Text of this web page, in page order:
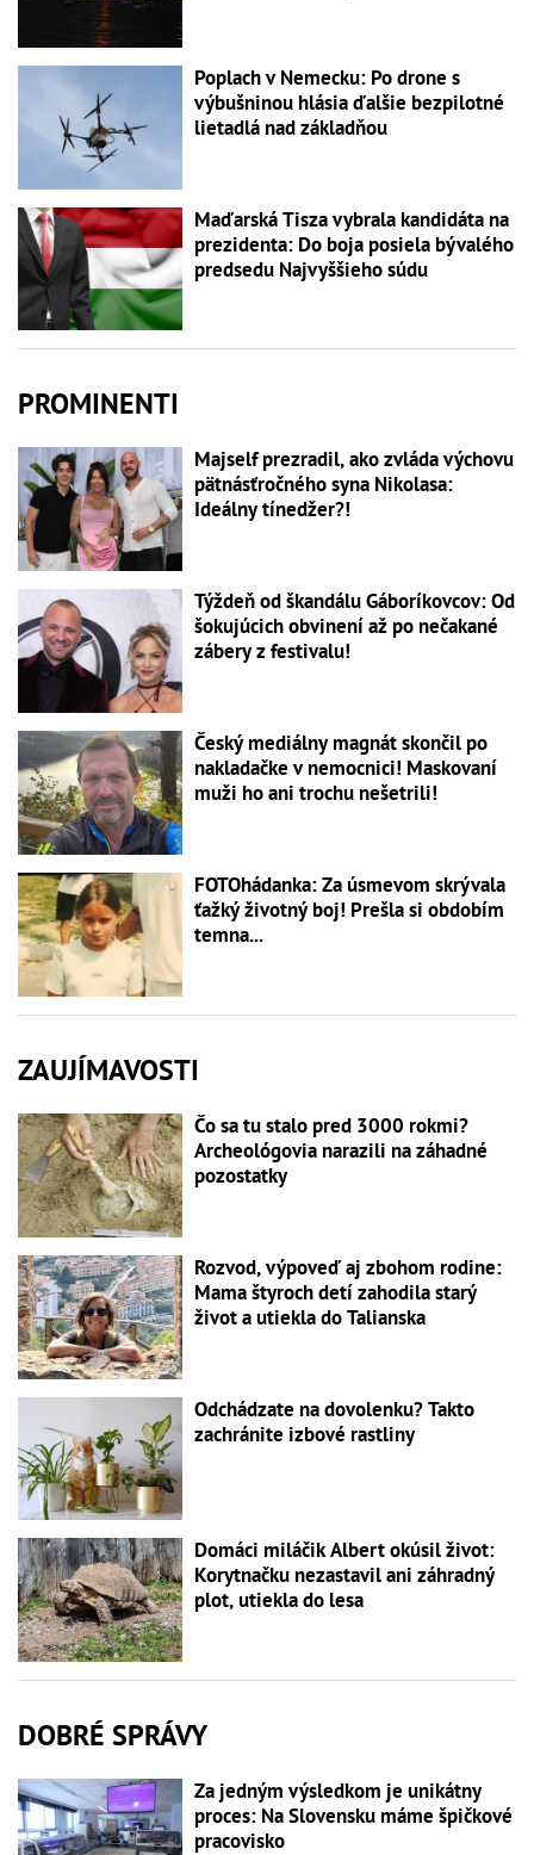
Poplach v Nemecku: Po drone s
výbušninou hlásia ďalšie bezpilotné
lietadlá nad základňou
Maďarská Tisza vybrala kandidáta na
prezidenta: Do boja posiela bývalého
predsedu Najvyššieho súdu
PROMINENTI
Majself prezradil, ako zvláda výchovu
pätnásťročného syna Nikolasa:
Ideálny tínedžer?!
Týždeň od škandálu Gáboríkovcov: Od
šokujúcich obvinení až po nečakané
zábery z festivalu!
Český mediálny magnát skončil po
nakladačke v nemocnici! Maskovaní
muži ho ani trochu nešetrili!
FOTOhádanka: Za úsmevom skrývala
ťažký životný boj! Prešla si obdobím
temna...
ZAUJÍMAVOSTI
Čo sa tu stalo pred 3000 rokmi?
Archeológovia narazili na záhadné
pozostatky
Rozvod, výpoveď aj zbohom rodine:
Mama štyroch detí zahodila starý
život a utiekla do Talianska
Odchádzate na dovolenku? Takto
zachránite izbové rastliny
Domáci miláčik Albert okúsil život:
Korytnačku nezastavil ani záhradný
plot, utiekla do lesa
DOBRÉ SPRÁVY
Za jedným výsledkom je unikátny
proces: Na Slovensku máme špičkové
pracovisko